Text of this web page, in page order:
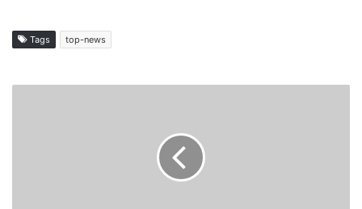
Tags top-news